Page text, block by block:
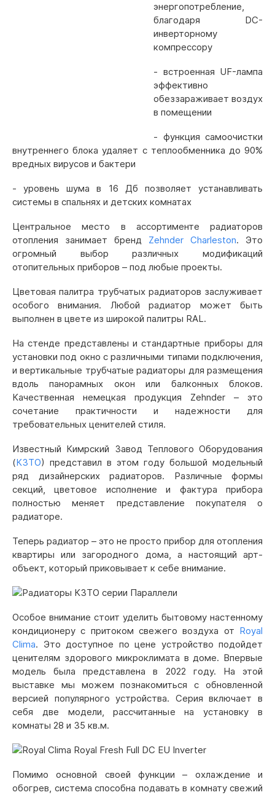
энергопотребление,
благодаря DC-
инверторному
компрессору
- встроенная UF-лампа
эффективно
обеззараживает воздух
в помещении
- функция самоочистки
внутреннего блока удаляет с теплообменника до 90%
вредных вирусов и бактери
- уровень шума в 16 Дб позволяет устанавливать
системы в спальнях и детских комнатах
Центральное место в ассортименте радиаторов
отопления занимает бренд Zehnder Charleston. Это
огромный выбор различных модификаций
отопительных приборов – под любые проекты.
Цветовая палитра трубчатых радиаторов заслуживает
особого внимания. Любой радиатор может быть
выполнен в цвете из широкой палитры RAL.
На стенде представлены и стандартные приборы для
установки под окно с различными типами подключения,
и вертикальные трубчатые радиаторы для размещения
вдоль панорамных окон или балконных блоков.
Качественная немецкая продукция Zehnder – это
сочетание практичности и надежности для
требовательных ценителей стиля.
Известный Кимрский Завод Теплового Оборудования
(КЗТО) представил в этом году большой модельный
ряд дизайнерских радиаторов. Различные формы
секций, цветовое исполнение и фактура прибора
полностью меняет представление покупателя о
радиаторе.
Теперь радиатор – это не просто прибор для отопления
квартиры или загородного дома, а настоящий арт-
объект, который приковывает к себе внимание.
Особое внимание стоит уделить бытовому настенному
кондиционеру с притоком свежего воздуха от Royal
Clima. Это доступное по цене устройство подойдет
ценителям здорового микроклимата в доме. Впервые
модель была представлена в 2022 году. На этой
выставке мы можем познакомиться с обновленной
версией популярного устройства. Серия включает в
себя две модели, рассчитанные на установку в
комнаты 28 и 35 кв.м.
Помимо основной своей функции – охлаждение и
обогрев, система способна подавать в комнату свежий